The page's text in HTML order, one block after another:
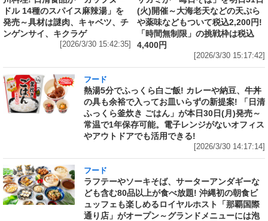
ドル 14種のスパイス麻辣湯」を
発売～具材は謎肉、キャベツ、チ
ンゲンサイ、キクラゲ
[2026/3/30 15:42:35]
(火)開催～大海老天などの天ぷら
や薬味などもついて税込2,200円!
「時間無制限」の挑戦枠は税込
4,400円
[2026/3/30 15:17:42]
フード
熱湯5分でふっくら白ご飯! カレーや納豆、牛丼
の具も余裕で入ってお皿いらずの新提案! 「日清
ふっくら釜炊き ごはん」が本日30日(月)発売～
常温で1年保存可能。電子レンジがないオフィス
やアウトドアでも活用できる!
[2026/3/30 14:17:14]
フード
ラフテーやソーキそば、サーターアンダギーな
ども含む80品以上が食べ放題! 沖縄初の朝食ビ
ュッフェも楽しめるロイヤルホスト「那覇国際
通り店」がオープン～グランドメニューには泡